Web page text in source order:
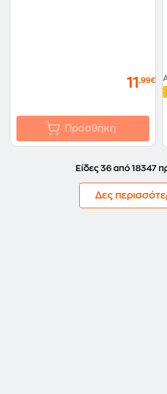
11 ,99€
Προσθήκη
Είδες 36 από 18347
Δες